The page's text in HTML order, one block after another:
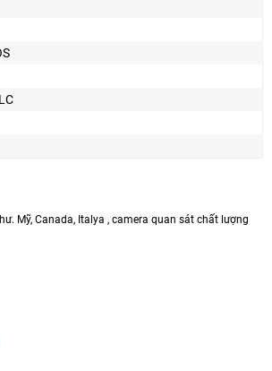
Mỹ, Canada, Italya , camera quan sát chất lượng